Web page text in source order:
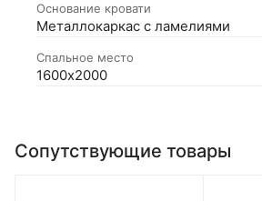
Основание кровати
Металлокаркас с ламелиями
Спальное место
1600х2000
Сопутствующие товары